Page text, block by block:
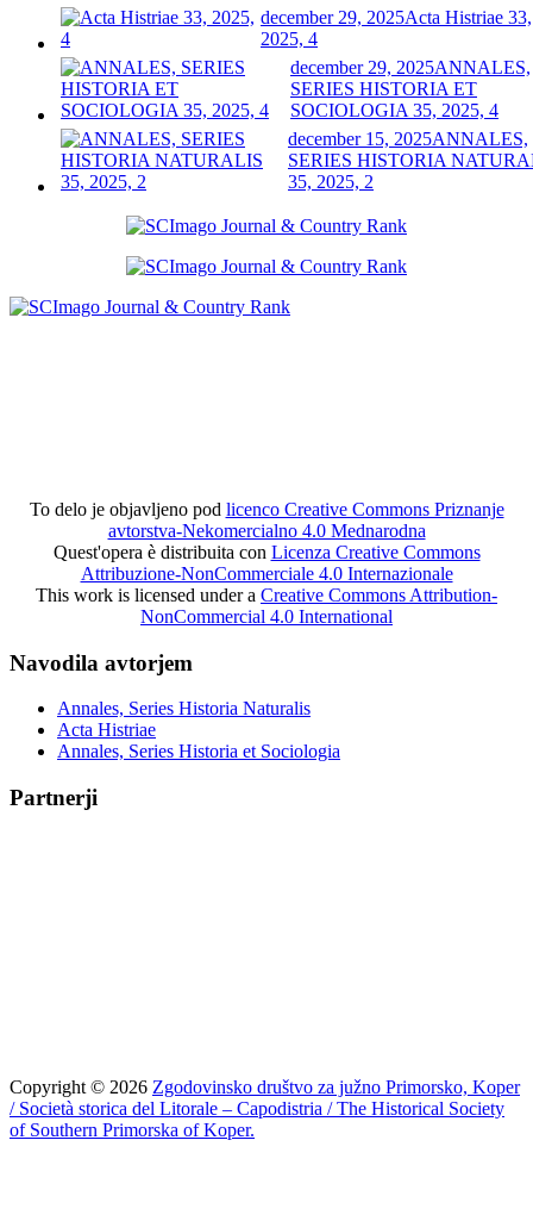
december 29, 2025Acta Histriae 33,
2025, 4
december 29, 2025ANNALES,
SERIES HISTORIA ET
SOCIOLOGIA 35, 2025, 4
december 15, 2025ANNALES,
SERIES HISTORIA
35, 2025, 2
To delo je objavljeno pod licenco Creative Commons Priznanje
avtorstva-Nekomercialno 4.0 Mednarodna
Quest'opera è distribuita con Licenza Creative Commons
Attribuzione-NonCommerciale 4.0 Internazionale
This work is licensed under a Creative Commons Attribution-
NonCommercial 4.0 International
Navodila avtorjem
Annales, Series Historia Naturalis
Acta Histriae
Annales, Series Historia et Sociologia
Partnerji
Copyright © 2026 Zgodovinsko društvo za južno Primorsko, Koper
/ Società storica del Litorale – Capodistria / The Historical Society
of Southern Primorska of Koper.